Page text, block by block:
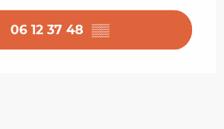
06 12 37 48 ▒▒